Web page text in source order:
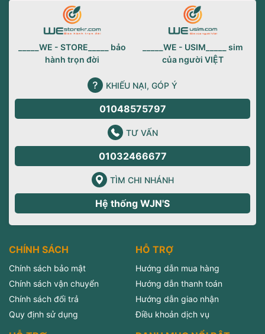
_____WE - STORE_____ bảo
hành trọn đời
_____WE - USIM_____ sim
của người VIỆT
KHIẾU NẠI, GÓP Ý
01048575797
TƯ VẤN
01032466677
TÌM CHI NHÁNH
Hệ thống WJN'S
CHÍNH SÁCH
Chính sách bảo mật
Chính sách vận chuyển
Chính sách đổi trả
Quy định sử dụng
HỖ TRỢ
Hướng dẫn mua hàng
Hướng dẫn thanh toán
Hướng dẫn giao nhận
Điều khoản dịch vụ